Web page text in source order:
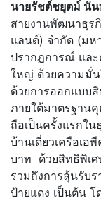
นายรัชต์ชยุตม์ นั
สายงานพัฒนาธุร
แลนด์) จำกัด (มห
ปรากฏการณ์ และ
ใหญ่ ด้วยความมั่น
ด้วยการออกแบบ
ภายใต้มาตรฐาน
ถือเป็นครั้งแรกใ
บ้านเดี่ยวเครือเ
บาท ด้วยสิทธิพิเ
รวมถึงการลุ้นรับร
ป้ายแดง เป็นต้น